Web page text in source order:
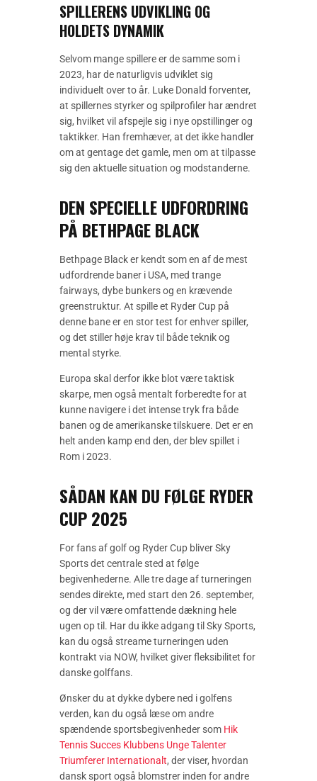
SPILLERENS UDVIKLING OG
HOLDETS DYNAMIK
Selvom mange spillere er de samme som i
2023, har de naturligvis udviklet sig
individuelt over to år. Luke Donald forventer,
at spillernes styrker og spilprofiler har ændret
sig, hvilket vil afspejle sig i nye opstillinger og
taktikker. Han fremhæver, at det ikke handler
om at gentage det gamle, men om at tilpasse
sig den aktuelle situation og modstanderne.
DEN SPECIELLE UDFORDRING
PÅ BETHPAGE BLACK
Bethpage Black er kendt som en af de mest
udfordrende baner i USA, med trange
fairways, dybe bunkers og en krævende
greenstruktur. At spille et Ryder Cup på
denne bane er en stor test for enhver spiller,
og det stiller høje krav til både teknik og
mental styrke.
Europa skal derfor ikke blot være taktisk
skarpe, men også mentalt forberedte for at
kunne navigere i det intense tryk fra både
banen og de amerikanske tilskuere. Det er en
helt anden kamp end den, der blev spillet i
Rom i 2023.
SÅDAN KAN DU FØLGE RYDER
CUP 2025
For fans af golf og Ryder Cup bliver Sky
Sports det centrale sted at følge
begivenhederne. Alle tre dage af turneringen
sendes direkte, med start den 26. september,
og der vil være omfattende dækning hele
ugen op til. Har du ikke adgang til Sky Sports,
kan du også streame turneringen uden
kontrakt via NOW, hvilket giver fleksibilitet for
danske golffans.
Ønsker du at dykke dybere ned i golfens
verden, kan du også læse om andre
spændende sportsbegivenheder som Hik
Tennis Succes Klubbens Unge Talenter
Triumferer Internationalt, der viser, hvordan
dansk sport også blomstrer inden for andre